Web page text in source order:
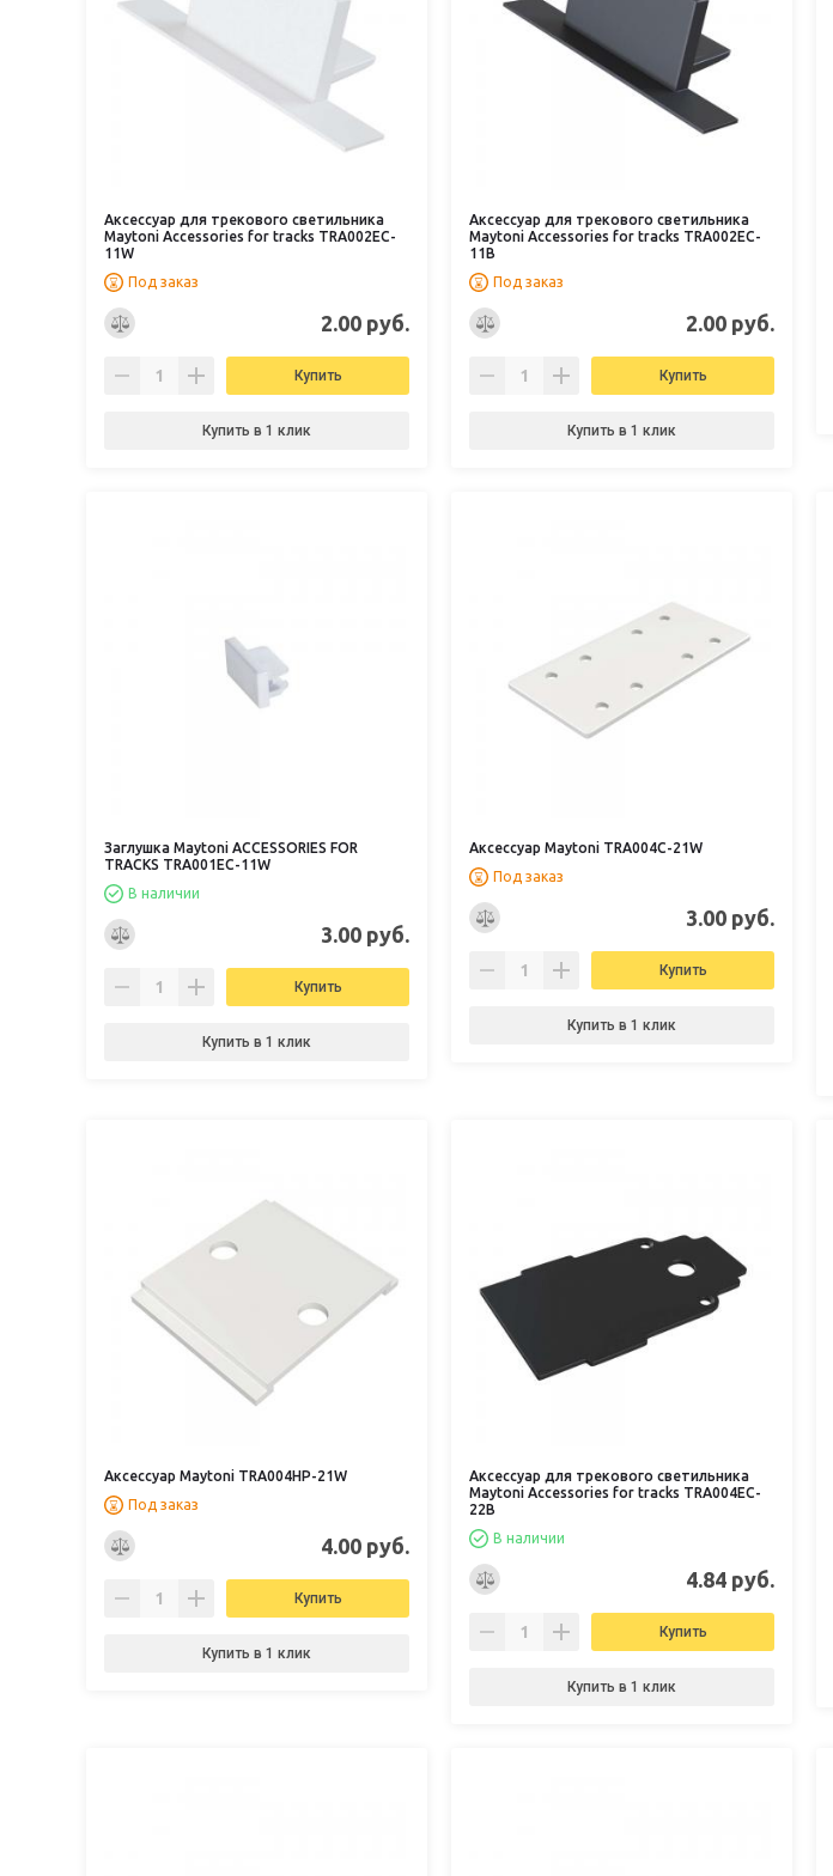
Аксессуар для трекового светильника
Maytoni Accessories for tracks TRA002EC-
11W
Под заказ
2.00 руб.
Купить
Купить в 1 клик
Аксессуар для трекового светильника
Maytoni Accessories for tracks TRA002EC-
11B
Под заказ
2.00 руб.
Купить
Купить в 1 клик
Заглушка Maytoni ACCESSORIES FOR
TRACKS TRA001EC-11W
В наличии
3.00 руб.
Купить
Купить в 1 клик
Аксессуар Maytoni TRA004C-21W
Под заказ
3.00 руб.
Купить
Купить в 1 клик
Аксессуар Maytoni TRA004HP-21W
Под заказ
4.00 руб.
Купить
Купить в 1 клик
Аксессуар для трекового светильника
Maytoni Accessories for tracks TRA004EC-
22B
В наличии
4.84 руб.
Купить
Купить в 1 клик